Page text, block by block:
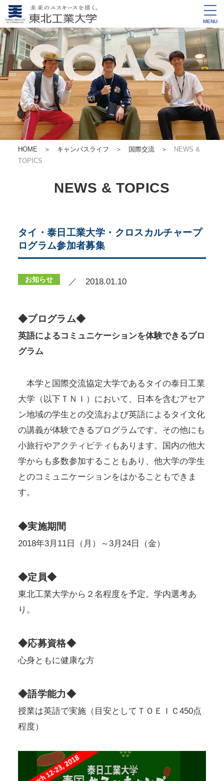
MENU
HOME ＞ キャンパスライフ ＞ 国際交流＞
NEWS &
TOPICS
NEWS & TOPICS
タイ・泰日工業大学・クロスカルチャープ
ログラム参加者募集
お知らせ ／ 2018.01.10
◆プログラム◆
英語によるコミュニケーションを体験できるプロ
グラム
本学と国際交流協定大学であるタイの泰日工業
大学（以下ＴＮＩ）において、日本を含むアセア
ン地域の学生との交流および英語によるタイ文化
の講義が体験できるプログラムです。その他にも
小旅行やアクティビティもあります。国内の他大
学からも多数参加することもあり、他大学の学生
とのコミュニケーションをはかることもできま
す。
◆実施期間
2018年3月11日（月）～3月24日（金）
◆定員◆
東北工業大学から２名程度を予定。学内選考あ
り。
◆応募資格◆
心身ともに健康な方
◆語学能力◆
授業は英語で実施（目安としてＴＯＥＩＣ450点
程度）